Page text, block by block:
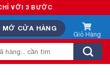
MỞ CỬA HÀNG